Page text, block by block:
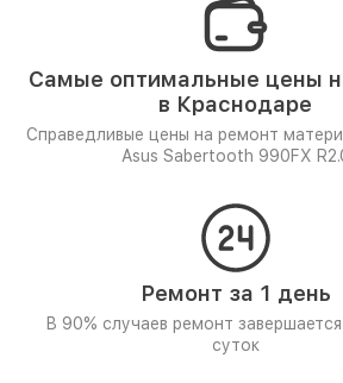
Самые оптимальные цены
в Краснодаре
Справедливые цены на ремонт
Asus Sabertooth 990FX
Ремонт за 1 день
В 90% случаев ремонт
суток